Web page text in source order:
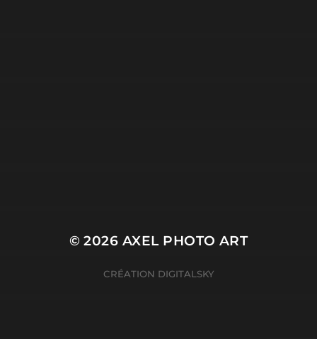
© 2026 AXEL PHOTO ART
CRÉATION DIGITALSKY